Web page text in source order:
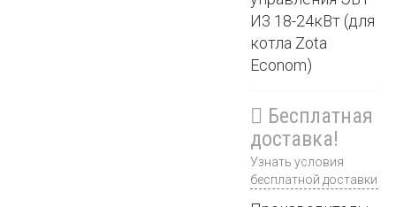
И3 18-24кВт (для
котла Zota
Econom)
Бесплатная
доставка!
Узнать условия
бесплатной доставки